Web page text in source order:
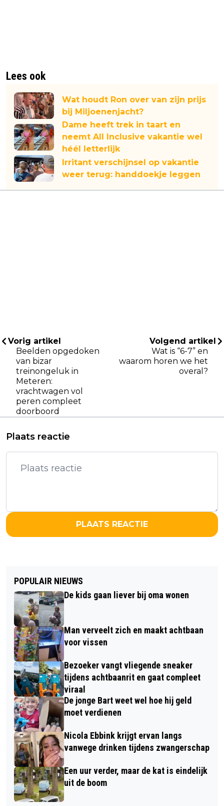
Lees ook
Wat houdt Ron over van zijn prijs
bij Miljoenenjacht?
Dame heeft trek in taart en
neemt All Inclusive vakantie wel
héél letterlijk
Irritant verschijnsel op vakantie
weer terug: handdoekje leggen
Vorig artikel
Beelden opgedoken
van bizar
treinongeluk in
Meteren:
vrachtwagen vol
peren compleet
doorboord
Volgend artikel
Wat is “6-7” en
waarom horen we het
overal?
Plaats reactie
PLAATS REACTIE
POPULAIR NIEUWS
De kids gaan liever bij oma wonen
Man verveelt zich en maakt achtbaan
voor vissen
Bezoeker vangt vliegende sneaker
tijdens achtbaanrit en gaat compleet
viraal
De jonge Bart weet wel hoe hij geld
moet verdienen
Nicola Ebbink krijgt ervan langs
vanwege drinken tijdens zwangerschap
Een uur verder, maar de kat is eindelijk
uit de boom